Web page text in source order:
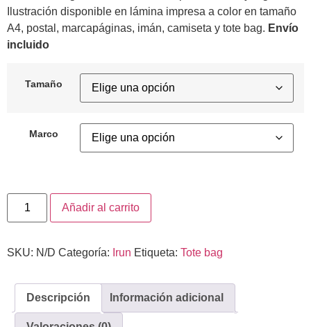
Ilustración disponible en lámina impresa a color en tamaño
A4, postal, marcapáginas, imán, camiseta y tote bag. Envío
incluido
Tamaño
Marco
Añadir al carrito
SKU: N/D Categoría: Irun Etiqueta: Tote bag
Descripción Información adicional